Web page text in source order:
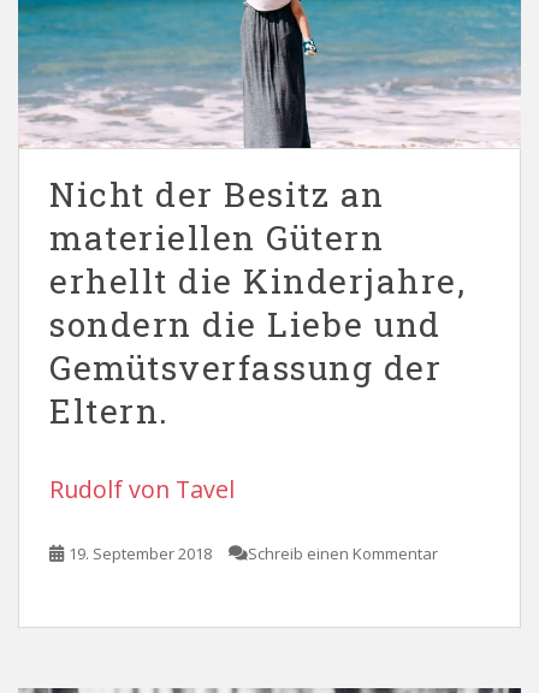
Nicht der Besitz an
materiellen Gütern
erhellt die Kinderjahre,
sondern die Liebe und
Gemütsverfassung der
Eltern.
Rudolf von Tavel
19. September 2018 Schreib einen Kommentar